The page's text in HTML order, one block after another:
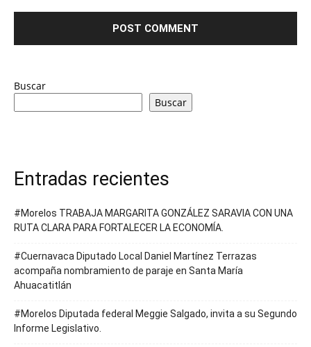
Buscar
Buscar
Entradas recientes
#Morelos TRABAJA MARGARITA GONZÁLEZ SARAVIA CON UNA
RUTA CLARA PARA FORTALECER LA ECONOMÍA.
#Cuernavaca Diputado Local Daniel Martínez Terrazas
acompaña nombramiento de paraje en Santa María
Ahuacatitlán
#Morelos Diputada federal Meggie Salgado, invita a su Segundo
Informe Legislativo.